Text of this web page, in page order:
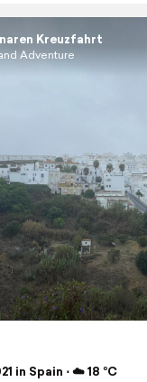
Kreuzfahrt
Adventure
in Spain ⋅ ☁️ 18 °C